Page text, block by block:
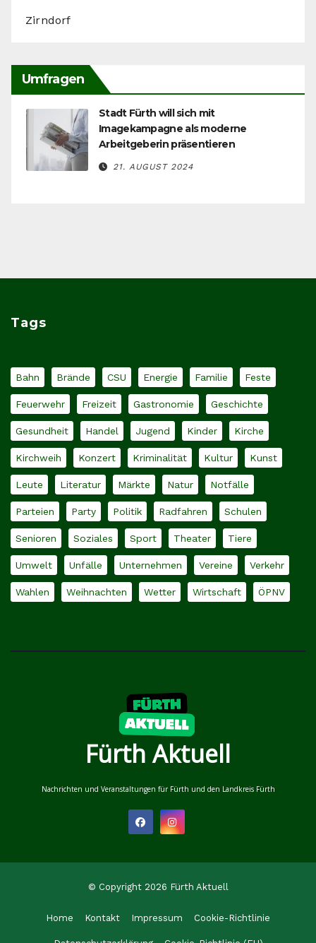
Zirndorf
Umfragen
Stadt Fürth will sich mit
Imagekampagne als moderne
Arbeitgeberin präsentieren
21. AUGUST 2024
Tags
Bahn Brände CSU Energie Familie Feste
Feuerwehr Freizeit Gastronomie Geschichte
Gesundheit Handel Jugend Kinder Kirche
Kirchweih Konzert Kriminalität Kultur Kunst
Leute Literatur Märkte Natur Notfälle
Parteien Party Politik Radfahren Schulen
Senioren Soziales Sport Theater Tiere
Umwelt Unfälle Unternehmen Vereine Verkehr
Wahlen Weihnachten Wetter Wirtschaft ÖPNV
Fürth Aktuell
Nachrichten und Veranstaltungen für Fürth und den Landkreis Fürth
© Copyright 2026 Fürth Aktuell
Home Kontakt Impressum Cookie-Richtlinie